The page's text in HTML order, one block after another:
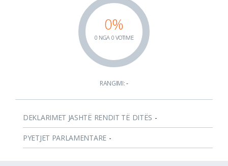
0%
0 NGA 0 VOTIME
RANGIMI:-
DEKLARIMET JASHTË RENDIT TË DITËS -
PYETJET PARLAMENTARE -